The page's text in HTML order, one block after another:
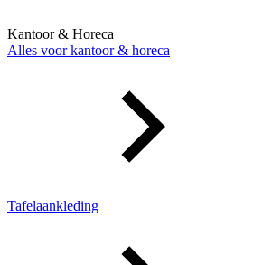
Kantoor & Horeca
Alles voor kantoor & horeca
Tafelaankleding